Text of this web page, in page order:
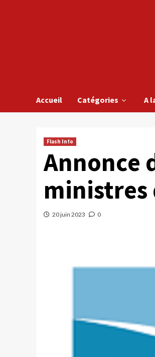
Accueil Catégories A
Flash Info
Annonce
ministres
20 juin 2023 0